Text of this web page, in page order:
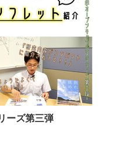
ーズ第三弾